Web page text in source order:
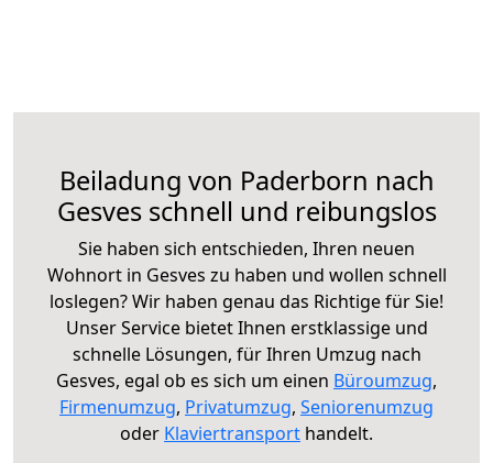
Beiladung von Paderborn nach
Gesves schnell und reibungslos
Sie haben sich entschieden, Ihren neuen
Wohnort in Gesves zu haben und wollen schnell
loslegen? Wir haben genau das Richtige für Sie!
Unser Service bietet Ihnen erstklassige und
schnelle Lösungen, für Ihren Umzug nach
Gesves, egal ob es sich um einen Büroumzug,
Firmenumzug, Privatumzug, Seniorenumzug
oder Klaviertransport handelt.